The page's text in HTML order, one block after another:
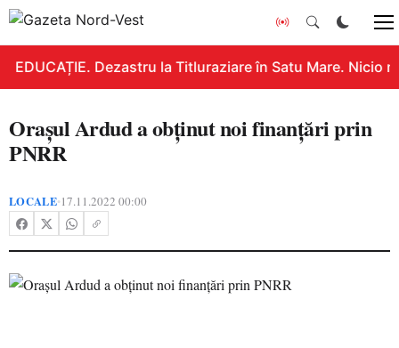
EDUCAȚIE. Dezastru la Titluraziare în Satu Mare. Nicio
Orașul Ardud a obținut noi finanțări prin
PNRR
LOCALE•17.11.2022 00:00